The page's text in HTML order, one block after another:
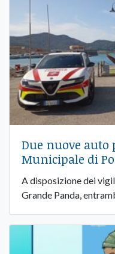
Due nuove auto
Municipale di
A disposizione dei
Grande Panda,